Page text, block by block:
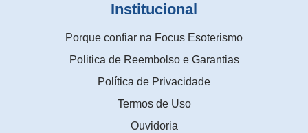
Institucional
Porque confiar na Focus Esoterismo
Politica de Reembolso e Garantias
Política de Privacidade
Termos de Uso
Ouvidoria